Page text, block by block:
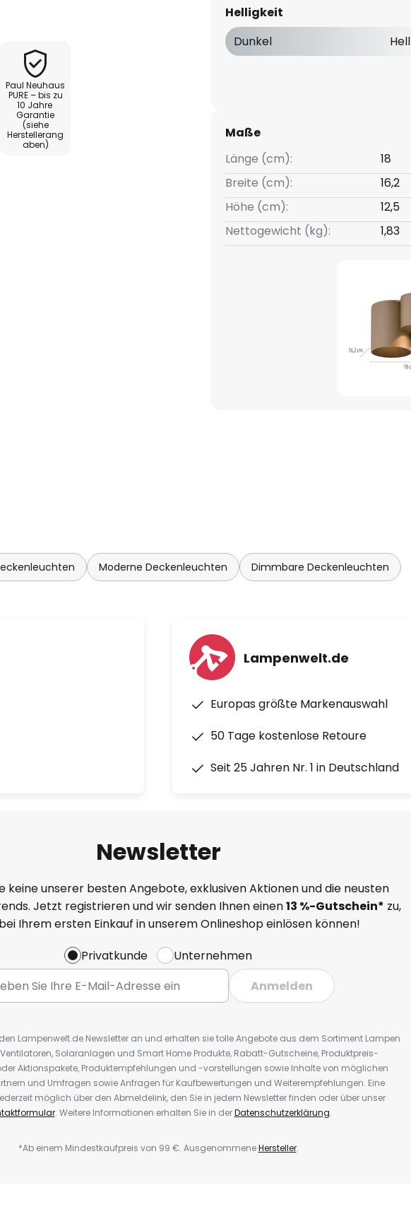
Licht, das für eine
der
erscheinen lässt.
Paul Neuhaus
PURE – bis zu
10 Jahre
Garantie
(siehe
Herstellerang
aben)
Helligkeit
Dunkel
Hell
Maße
Länge (cm):
18
Breite (cm):
16,2
Höhe (cm):
12,5
Nettogewicht (kg):
1,83
Moderne Deckenleuchten Dimmbare Deckenleuchten
Lampenwelt.de
Europas größte Markenauswahl
50 Tage kostenlose Retoure
Seit 25 Jahren Nr. 1 in Deutschland
Newsletter
keine unserer besten Angebote, exklusiven Aktionen und die neusten
Jetzt registrieren und wir senden Ihnen einen13 %-Gutschein* zu,
Ihrem ersten Einkauf in unserem Onlineshop einlösen können!
Privatkunde
Unternehmen
Anmelden
Lampenwelt.de Newsletter an und erhalten sie tolle Angebote aus dem Sortiment Lampen
Solaranlagen und Smart Home Produkte, Rabatt-Gutscheine, Produktpreis-
Aktionspakete, Produktempfehlungen und -vorstellungen sowie Inhalte von möglichen
und Umfragen sowie Anfragen für Kaufbewertungen und Weiterempfehlungen. Eine
möglich über den Abmeldelink, den Sie in jedem Newsletter finden oder über unser
. Weitere Informationen erhalten Sie in derDatenschutzerklärung.
*Ab einem Mindestkaufpreis von 99 €. AusgenommeneHersteller.